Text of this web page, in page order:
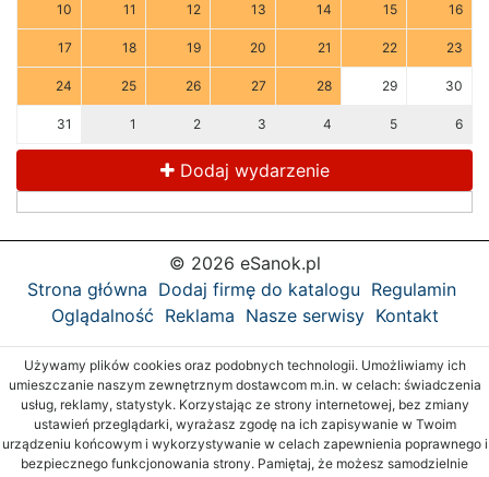
10 11 12 13 14 15 16
17 18 19 20 21 22 23
24 25 26 27 28 29 30
31 1 2 3 4 5 6
Dodaj wydarzenie
© 2026 eSanok.pl
Strona główna Dodaj firmę do katalogu Regulamin
Oglądalność Reklama Nasze serwisy Kontakt
Używamy plików cookies oraz podobnych technologii. Umożliwiamy ich
umieszczanie naszym zewnętrznym dostawcom m.in. w celach: świadczenia
usług, reklamy, statystyk. Korzystając ze strony internetowej, bez zmiany
ustawień przeglądarki, wyrażasz zgodę na ich zapisywanie w Twoim
urządzeniu końcowym i wykorzystywanie w celach zapewnienia poprawnego i
bezpiecznego funkcjonowania strony. Pamiętaj, że możesz samodzielnie